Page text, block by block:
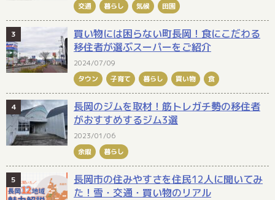
交通
暮らし 気候 田園
買い物には困らない町長岡！食にこだわる
移住者が選ぶスーパーをご紹介
2024/07/09
タウン
子育て 暮らし 買い物 食
長岡のジムを取材！筋トレガチ勢の移住者
がおすすめするジム3選
2023/01/06
余暇
暮らし
長岡市の住みやすさを住民12人に聞いてみ
た！雪・交通・買い物のリアル